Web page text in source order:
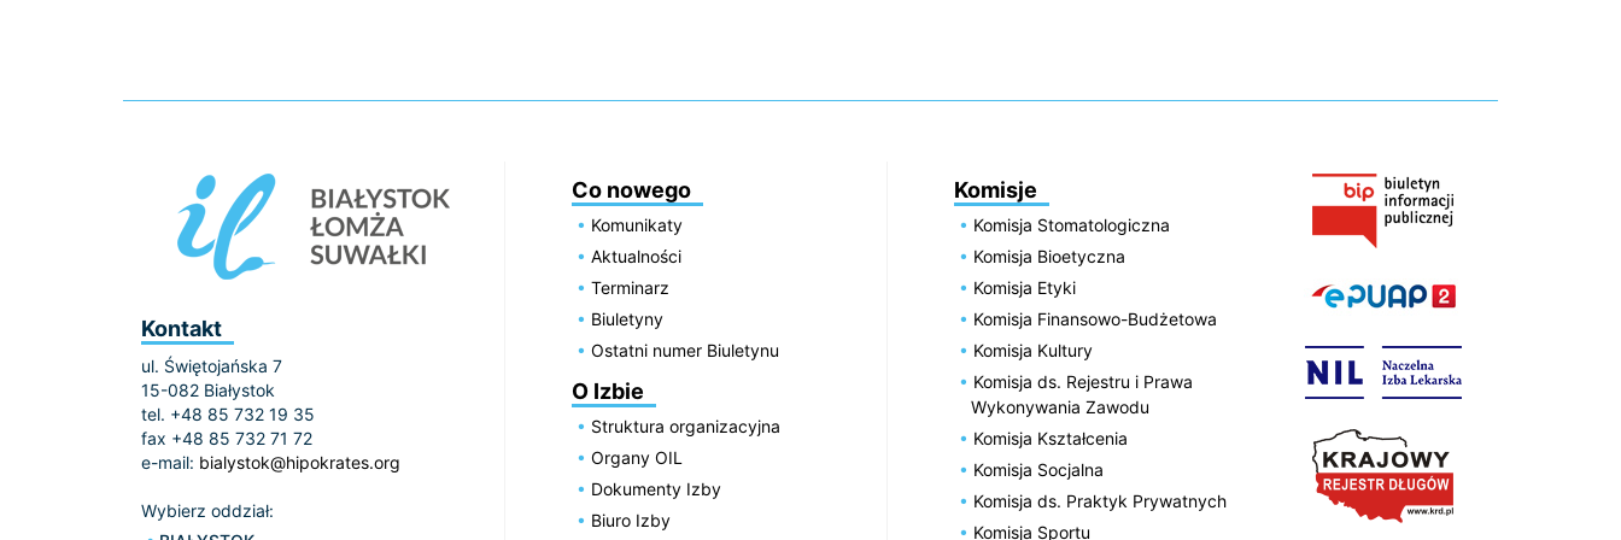
Kontakt
ul. Świętojańska 7
15-082 Białystok
tel. +48 85 732 19 35
fax +48 85 732 71 72
e-mail: bialystok@hipokrates.org
Wybierz oddział:
Co nowego
Komunikaty
Aktualności
Terminarz
Biuletyny
Ostatni numer Biuletynu
O Izbie
Struktura organizacyjna
Organy OIL
Dokumenty Izby
Biuro Izby
Komisje
Komisja Stomatologiczna
Komisja Bioetyczna
Komisja Etyki
Komisja Finansowo-Budżetowa
Komisja Kultury
Komisja ds. Rejestru i Prawa
Wykonywania Zawodu
Komisja Kształcenia
Komisja Socjalna
Komisja ds. Praktyk Prywatnych
Komisja Sportu